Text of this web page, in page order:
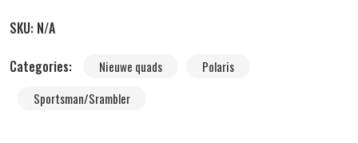
SKU: N/A
Categories:
Nieuwe quads
Polaris
Sportsman/Srambler